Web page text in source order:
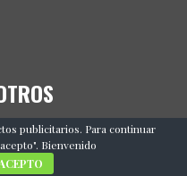
publicitarios. Para continuar
Bienvenido